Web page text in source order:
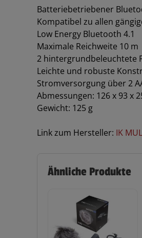
Batteriebetriebener
Kompatibel zu allen
Low Energy Bluetooth 4.1
Maximale Reichweite 10 m
2 hintergrundbeleuchtete
Leichte und robuste
Stromversorgung über 2
Abmessungen: 126 x 93 x
Gewicht: 125 g
Link zum Hersteller: IK
Ähnliche Produkte